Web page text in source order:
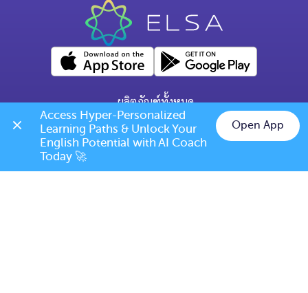
ผลิตภัณฑ์ทั้งหมด
คำถามทั่วไป
ข้อกำหนดการเปลี่ยนแปลง/ยกเลิก
เบอร์โทร: (+66) 020385810
Chat on LINE
Access Hyper-Personalized
Learning Paths & Unlock Your
English Potential with AI Coach
Today 🚀
Open App